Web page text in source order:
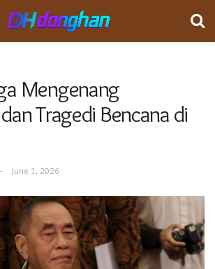
Mengenang
Tragedi Bencana di
June 1, 2026